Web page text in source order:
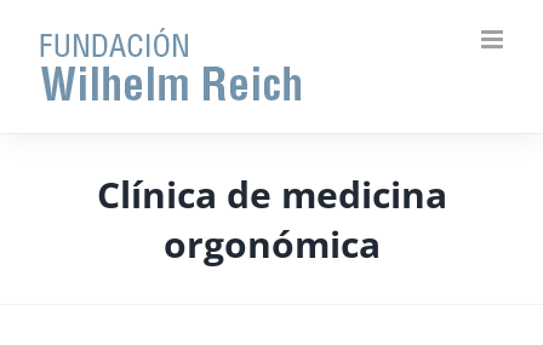
contenido
Clínica de medicina
orgonómica